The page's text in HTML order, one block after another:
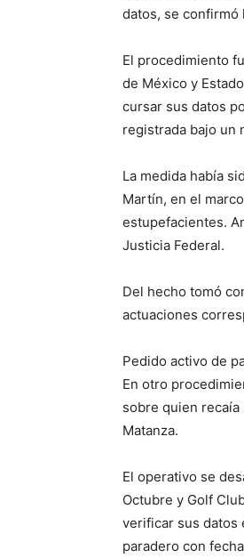
datos, se confirmó
El procedimiento
de México y
cursar sus datos
registrada bajo un
La medida había
Martín, en el
estupefacientes.
Justicia Federal.
Del hecho tomó
actuaciones
Pedido activo de
En otro
sobre quien
Matanza.
El operativo se
Octubre y Golf
verificar sus datos
paradero con